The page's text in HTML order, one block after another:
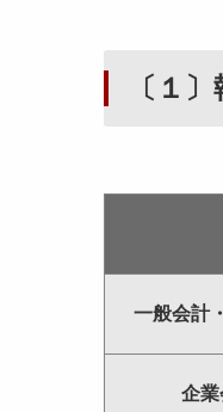
〔１
一般会計
企業